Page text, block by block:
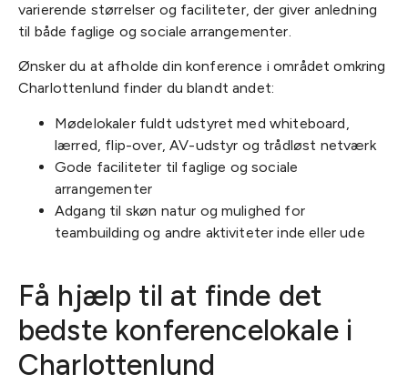
varierende størrelser og faciliteter, der giver anledning
til både faglige og sociale arrangementer.
Ønsker du at afholde din konference i området omkring
Charlottenlund finder du blandt andet:
Mødelokaler fuldt udstyret med whiteboard,
lærred, flip-over, AV-udstyr og trådløst netværk
Gode faciliteter til faglige og sociale
arrangementer
Adgang til skøn natur og mulighed for
teambuilding og andre aktiviteter inde eller ude
Få hjælp til at finde det
bedste konferencelokale i
Charlottenlund